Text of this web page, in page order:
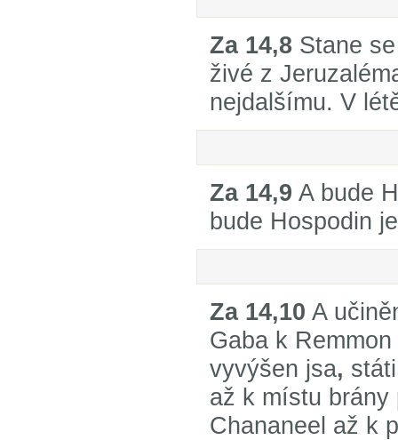
Za 14,8 Stane
živé z
nejdalšímu. V
Za 14,9 A bude
bude Hospodin
Za 14,10 A
Gaba k
vyvýšen jsa,
až k místu brány
Chananeel až k